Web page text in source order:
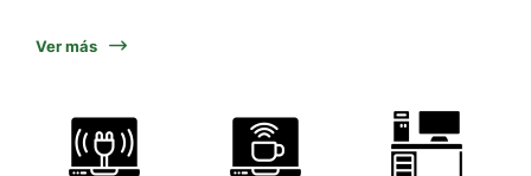
Ver más